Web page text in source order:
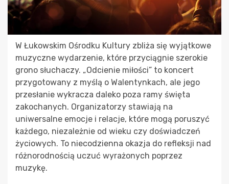
W Łukowskim Ośrodku Kultury zbliża się wyjątkowe
muzyczne wydarzenie, które przyciągnie szerokie
grono słuchaczy. „Odcienie miłości” to koncert
przygotowany z myślą o Walentynkach, ale jego
przesłanie wykracza daleko poza ramy święta
zakochanych. Organizatorzy stawiają na
uniwersalne emocje i relacje, które mogą poruszyć
każdego, niezależnie od wieku czy doświadczeń
życiowych. To niecodzienna okazja do refleksji nad
różnorodnością uczuć wyrażonych poprzez
muzykę.